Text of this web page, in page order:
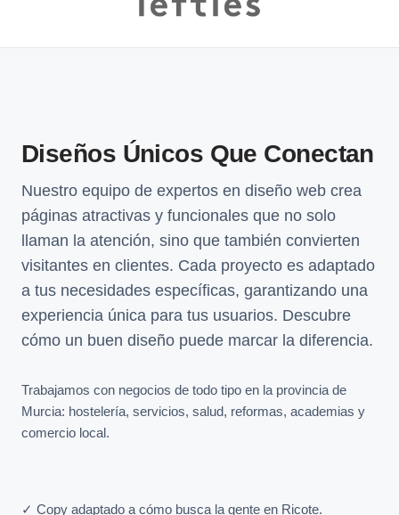
Diseños Únicos Que Conectan
Nuestro equipo de expertos en diseño web crea
páginas atractivas y funcionales que no solo
llaman la atención, sino que también convierten
visitantes en clientes. Cada proyecto es adaptado
a tus necesidades específicas, garantizando una
experiencia única para tus usuarios. Descubre
cómo un buen diseño puede marcar la diferencia.
Trabajamos con negocios de todo tipo en la provincia de
Murcia: hostelería, servicios, salud, reformas, academias y
comercio local.
✓ Copy adaptado a cómo busca la gente en Ricote.